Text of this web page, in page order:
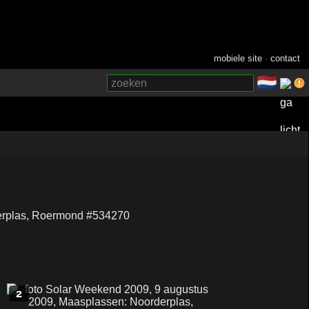
mobiele site ·contact
🇳🇱
2